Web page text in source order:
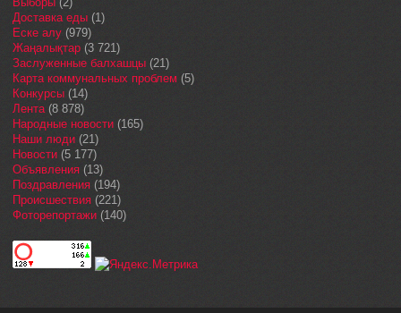
Доставка еды (1)
Еске алу (979)
Жаңалықтар (3 721)
Заслуженные балхашцы (21)
Карта коммунальных проблем (5)
Конкурсы (14)
Лента(8 878)
Народные новости (165)
Наши люди (21)
Новости (5 177)
Объявления (13)
Поздравления (194)
Происшествия (221)
Фоторепортажи (140)